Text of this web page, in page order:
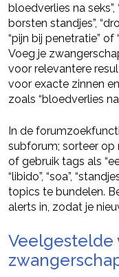
bloedverlies na
borsten standjes”,
“pijn bij penetratie”
Voeg je
voor relevantere
voor exacte zinnen
zoals “bloedverlies
In de
subforum; sorteer op
of gebruik tags als
“libido”, “soa”,
topics te bundelen.
alerts in, zodat je
Veelgestelde